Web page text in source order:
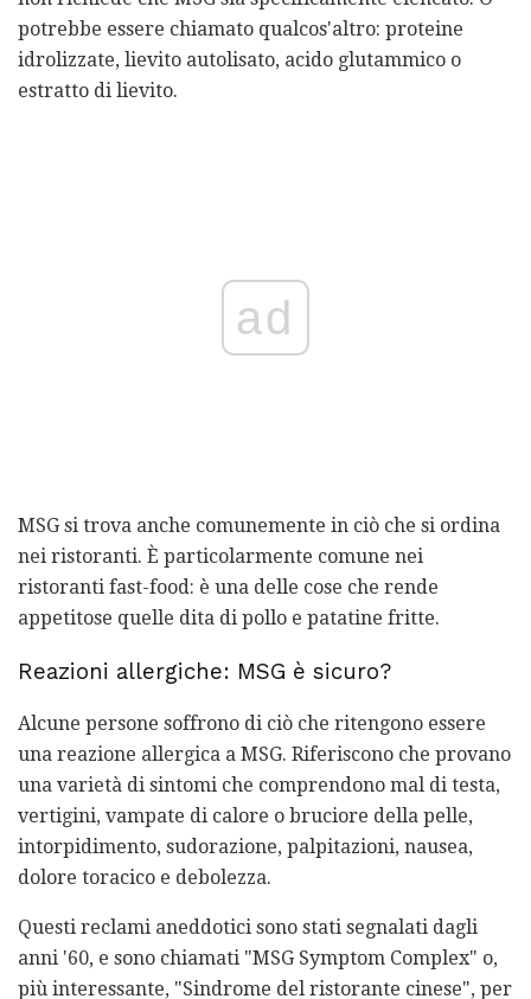
potrebbe essere chiamato qualcos'altro: proteine ​​
idrolizzate, lievito autolisato, acido glutammico o
estratto di lievito.
ad
MSG si trova anche comunemente in ciò che si ordina
nei ristoranti. È particolarmente comune nei
ristoranti fast-food: è una delle cose che rende
appetitose quelle dita di pollo e patatine fritte.
Reazioni allergiche: MSG è sicuro?
Alcune persone soffrono di ciò che ritengono essere
una reazione allergica a MSG. Riferiscono che provano
una varietà di sintomi che comprendono mal di testa,
vertigini, vampate di calore o bruciore della pelle,
intorpidimento, sudorazione, palpitazioni, nausea,
dolore toracico e debolezza.
Questi reclami aneddotici sono stati segnalati dagli
anni '60, e sono chiamati "MSG Symptom Complex" o,
più interessante, "Sindrome del ristorante cinese", per